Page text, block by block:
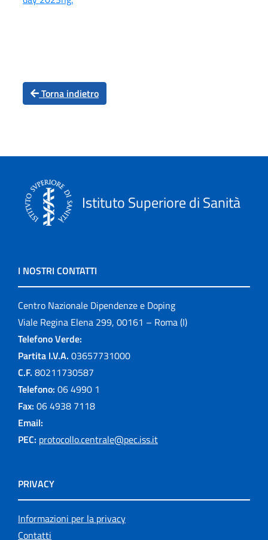
Torna indietro
Istituto Superiore di Sanità
I NOSTRI CONTATTI
Centro Nazionale Dipendenze e Doping
Viale Regina Elena 299, 00161 – Roma (I)
Telefono Verde:
Partita I.V.A. 03657731000
C.F. 80211730587
Telefono: 06 4990 1
Fax: 06 4938 7118
Email:
PEC: protocollo.centrale@pec.iss.it
PRIVACY
Informazioni per la privacy
Contatti